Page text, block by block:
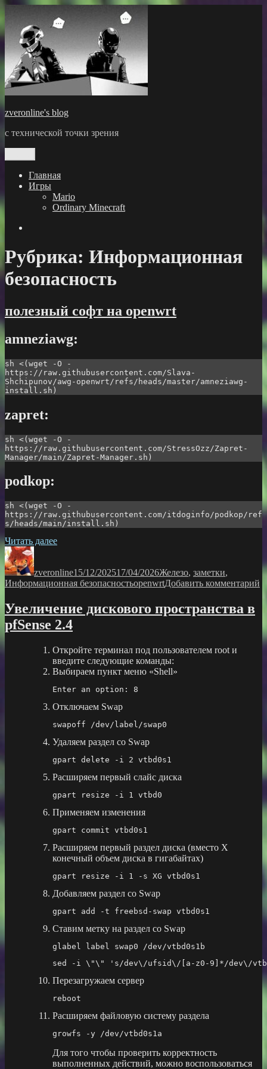
Перейти
содержимому
zveronline's blog
с технической точки зрения
Главная
Игры
Mario
Ordinary Minecraft
Рубрика: Информационная
безопасность
полезный софт на openwrt
amneziawg:
sh <(wget -O -
https://raw.githubusercontent.com/Slava-
Shchipunov/awg-openwrt/refs/heads/master/amneziawg-
install.sh)
zapret:
sh <(wget -O -
https://raw.githubusercontent.com/StressOzz/Zapret-
Manager/main/Zapret-Manager.sh)
podkop:
sh <(wget -O -
https://raw.githubusercontent.com/itdoginfo/podkop/ref
s/heads/main/install.sh)
Читать далее«полезный
openwrt»
zveronline15/12/202517/04/2026Железо, заметки,
Информационная безопасностьМетки
openwrtДобавить комментарий
Увеличение дискового пространства в
pfSense 2.4
Откройте терминал под пользователем root и
введите следующие команды:
Выбираем пункт меню «Shell»
Enter an option: 8
Отключаем Swap
swapoff /dev/label/swap0
Удаляем раздел со Swap
gpart delete -i 2 vtbd0s1
Расширяем первый слайс диска
gpart resize -i 1 vtbd0
Применяем изменения
gpart commit vtbd0s1
Расширяем первый раздел диска (вместо X
конечный объем диска в гигабайтах)
gpart resize -i 1 -s XG vtbd0s1
Добавляем раздел со Swap
gpart add -t freebsd-swap vtbd0s1
Ставим метку на раздел со Swap
glabel label swap0 /dev/vtbd0s1b
sed -i \"\" 's/dev\/ufsid\/[a-z0-9]*/dev\/
Перезагружаем сервер
reboot
Расширяем файловую систему раздела
growfs -y /dev/vtbd0s1a
Для того чтобы проверить корректность
выполненных действий, можно воспользоваться